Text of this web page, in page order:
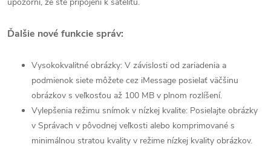
upozorní, že ste pripojení k satelitu.
Ďalšie nové funkcie správ:
Vysokokvalitné obrázky: V závislosti od zariadenia a
podmienok siete môžete cez iMessage posielať väčšinu
obrázkov s veľkosťou až 100 MB v plnom rozlíšení.
Vylepšenia režimu snímok v nízkej kvalite: Posielajte obrázky
v Správach v pôvodnej veľkosti alebo komprimované s
minimálnou stratou kvality v režime nízkej kvality obrázkov.